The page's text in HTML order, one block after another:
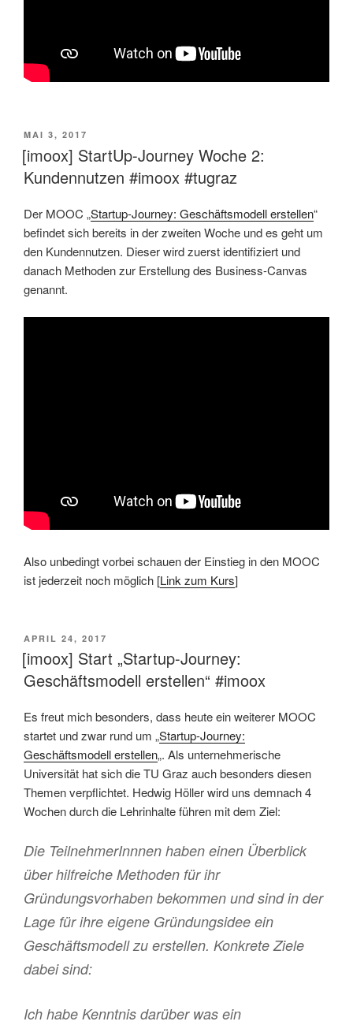
VERÖFFENTLICHT
AM
MAI 3, 2017
[imoox] StartUp-Journey Woche 2:
Kundennutzen #imoox #tugraz
Der MOOC „Startup-Journey: Geschäftsmodell erstellen“
befindet sich bereits in der zweiten Woche und es geht um
den Kundennutzen. Dieser wird zuerst identifiziert und
danach Methoden zur Erstellung des Business-Canvas
genannt.
Also unbedingt vorbei schauen der Einstieg in den MOOC
ist jederzeit noch möglich [Link zum Kurs]
VERÖFFENTLICHT
AM
APRIL 24, 2017
[imoox] Start „Startup-Journey:
Geschäftsmodell erstellen“ #imoox
Es freut mich besonders, dass heute ein weiterer MOOC
startet und zwar rund um „Startup-Journey:
Geschäftsmodell erstellen„. Als unternehmerische
Universität hat sich die TU Graz auch besonders diesen
Themen verpflichtet. Hedwig Höller wird uns demnach 4
Wochen durch die Lehrinhalte führen mit dem Ziel:
Die TeilnehmerInnnen haben einen Überblick
über hilfreiche Methoden für ihr
Gründungsvorhaben bekommen und sind in der
Lage für ihre eigene Gründungsidee ein
Geschäftsmodell zu erstellen. Konkrete Ziele
dabei sind:
Ich habe Kenntnis darüber was ein